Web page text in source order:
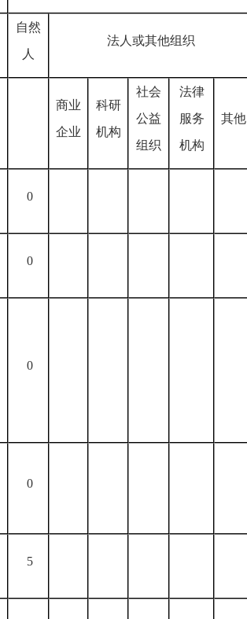
自然
人
法人或其他组织
商业
企业
科研
机构
社会
公益
组织
法律
服务
机构
其他
0
0
0
0
5